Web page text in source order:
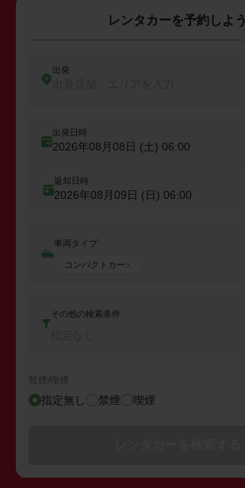
レンタカーを予約しよう
出発
出発日時
2026年08月08日 (土) 06:00
返却日時
2026年08月09日 (日) 06:00
車両タイプ
コンパクトカー
その他の検索条件
禁煙/喫煙
指定無し 禁煙 喫煙